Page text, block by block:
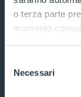
o terza parte
momento
ogni pagina,
delNecessari
Fork